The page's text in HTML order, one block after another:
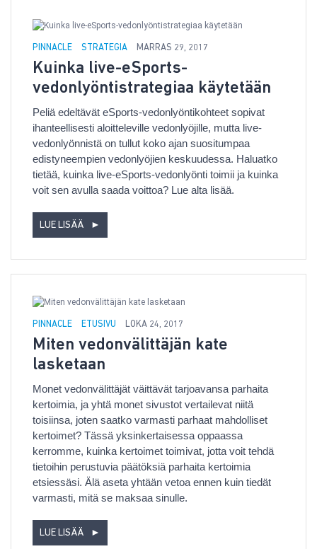
PINNACLE STRATEGIA MARRAS 29, 2017
Kuinka live-eSports-
vedonlyöntistrategiaa käytetään
Peliä edeltävät eSports-vedonlyöntikohteet sopivat
ihanteellisesti aloitteleville vedonlyöjille, mutta live-
vedonlyönnistä on tullut koko ajan suositumpaa
edistyneempien vedonlyöjien keskuudessa. Haluatko
tietää, kuinka live-eSports-vedonlyönti toimii ja kuinka
voit sen avulla saada voittoa? Lue alta lisää.
LUE LISÄÄ ►
PINNACLE ETUSIVU LOKA 24, 2017
Miten vedonvälittäjän kate
lasketaan
Monet vedonvälittäjät väittävät tarjoavansa parhaita
kertoimia, ja yhtä monet sivustot vertailevat niitä
toisiinsa, joten saatko varmasti parhaat mahdolliset
kertoimet? Tässä yksinkertaisessa oppaassa
kerromme, kuinka kertoimet toimivat, jotta voit tehdä
tietoihin perustuvia päätöksiä parhaita kertoimia
etsiessäsi. Älä aseta yhtään vetoa ennen kuin tiedät
varmasti, mitä se maksaa sinulle.
LUE LISÄÄ ►